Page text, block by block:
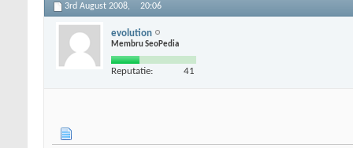
3rd August 2008, 20:06
evolution
Membru SeoPedia
Reputatie: 41